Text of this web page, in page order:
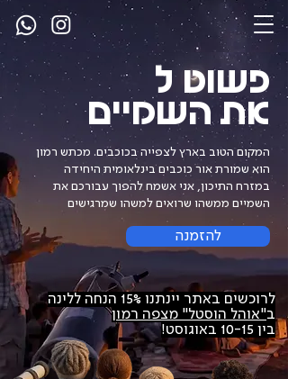
ל פשוט
את השמיים
המקום הטוב בארץ לצפייה בכוכבים. מכתש רמון
הוא שמורת אור כוכבים בינלאומית היחידה
במזרח התיכון, אני אשמח להפוך עבורכם את
השמיים ממשהו שרואים למשהו שמרגישים
להזמנה
לרוכשים באתר יינתנו 15% הנחה ללינה
ב"אוהל הוסטל" מצפה רמון
בין 10-15 באוגוסט!